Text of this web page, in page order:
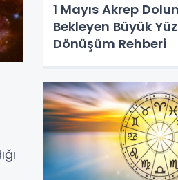
1 Mayıs Akrep
Bekleyen Büyük
Dönüşüm Rehberi